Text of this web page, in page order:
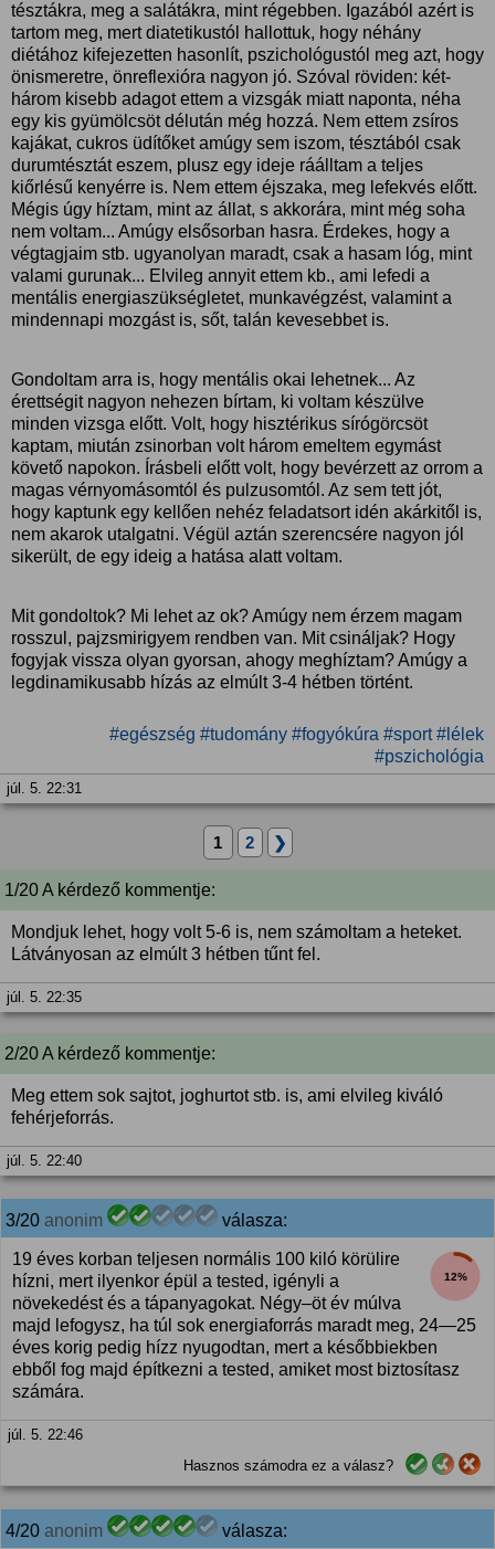
tésztákra, meg a salátákra, mint régebben. Igazából azért is
tartom meg, mert diatetikustól hallottuk, hogy néhány
diétához kifejezetten hasonlít, pszichológustól meg azt, hogy
önismeretre, önreflexióra nagyon jó. Szóval röviden: két-
három kisebb adagot ettem a vizsgák miatt naponta, néha
egy kis gyümölcsöt délután még hozzá. Nem ettem zsíros
kajákat, cukros üdítőket amúgy sem iszom, tésztából csak
durumtésztát eszem, plusz egy ideje ráálltam a teljes
kiőrlésű kenyérre is. Nem ettem éjszaka, meg lefekvés előtt.
Mégis úgy híztam, mint az állat, s akkorára, mint még soha
nem voltam... Amúgy elsősorban hasra. Érdekes, hogy a
végtagjaim stb. ugyanolyan maradt, csak a hasam lóg, mint
valami gurunak... Elvileg annyit ettem kb., ami lefedi a
mentális energiaszükségletet, munkavégzést, valamint a
mindennapi mozgást is, sőt, talán kevesebbet is.
Gondoltam arra is, hogy mentális okai lehetnek... Az
érettségit nagyon nehezen bírtam, ki voltam készülve
minden vizsga előtt. Volt, hogy hisztérikus sírógörcsöt
kaptam, miután zsinorban volt három emeltem egymást
követő napokon. Írásbeli előtt volt, hogy bevérzett az orrom a
magas vérnyomásomtól és pulzusomtól. Az sem tett jót,
hogy kaptunk egy kellően nehéz feladatsort idén akárkitől is,
nem akarok utalgatni. Végül aztán szerencsére nagyon jól
sikerült, de egy ideig a hatása alatt voltam.
Mit gondoltok? Mi lehet az ok? Amúgy nem érzem magam
rosszul, pajzsmirigyem rendben van. Mit csináljak? Hogy
fogyjak vissza olyan gyorsan, ahogy meghíztam? Amúgy a
legdinamikusabb hízás az elmúlt 3-4 hétben történt.
#egészség #tudomány #fogyókúra #sport #lélek
#pszichológia
júl. 5. 22:31
1 2 ❯
1/20 A kérdező kommentje:
Mondjuk lehet, hogy volt 5-6 is, nem számoltam a heteket.
Látványosan az elmúlt 3 hétben tűnt fel.
júl. 5. 22:35
2/20 A kérdező kommentje:
Meg ettem sok sajtot, joghurtot stb. is, ami elvileg kiváló
fehérjeforrás.
júl. 5. 22:40
3/20 anonim válasza:
12%
19 éves korban teljesen normális 100 kiló körülire
hízni, mert ilyenkor épül a tested, igényli a
növekedést és a tápanyagokat. Négy–öt év múlva
majd lefogysz, ha túl sok energiaforrás maradt meg, 24—25
éves korig pedig hízz nyugodtan, mert a későbbiekben
ebből fog majd építkezni a tested, amiket most biztosítasz
számára.
júl. 5. 22:46
Hasznos számodra ez a válasz?
4/20 anonim válasza: